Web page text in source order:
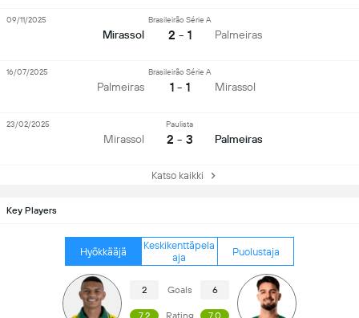
Key Players
Hyökkääjä
Keskikenttäpela
aja
Puolustaja
2 Goals 6
7.2 Rating 7.0
Mirassol
Brasileirão Série A
2 - 1 Palmeiras
09/11/2025
Palmeiras
Brasileirão Série A
1 - 1 Mirassol
16/07/2025
Mirassol
Paulista
2 - 3 Palmeiras
23/02/2025
Katso kaikki